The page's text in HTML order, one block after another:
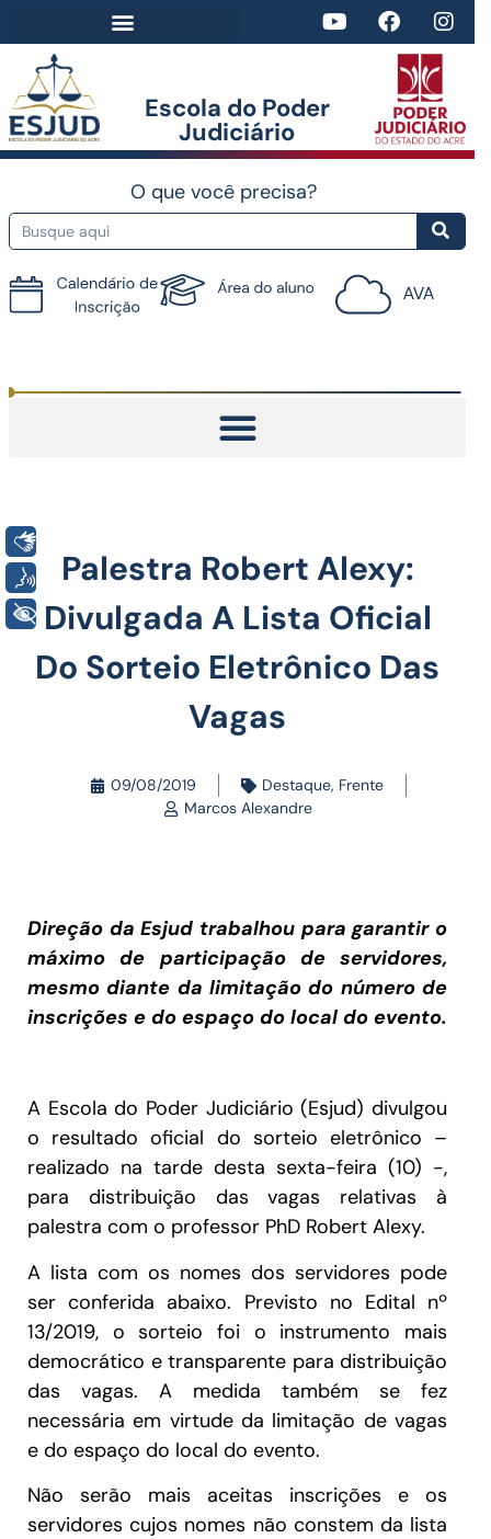
Escola do Poder
Judiciário​
O que você precisa?
Palestra Robert Alexy:
Divulgada A Lista Oficial
Do Sorteio Eletrônico Das
Vagas
09/08/2019 Destaque, Frente
Marcos Alexandre
Direção da Esjud trabalhou para garantir o
máximo de participação de servidores,
mesmo diante da limitação do número de
inscrições e do espaço do local do evento.
A Escola do Poder Judiciário (Esjud) divulgou
o resultado oficial do sorteio eletrônico –
realizado na tarde desta sexta-feira (10) -,
para distribuição das vagas relativas à
palestra com o professor PhD Robert Alexy.
A lista com os nomes dos servidores pode
ser conferida abaixo. Previsto no Edital nº
13/2019, o sorteio foi o instrumento mais
democrático e transparente para distribuição
das vagas. A medida também se fez
necessária em virtude da limitação de vagas
e do espaço do local do evento.
Não serão mais aceitas inscrições e os
servidores cujos nomes não constem da lista
Voz
+ Acessibilidade